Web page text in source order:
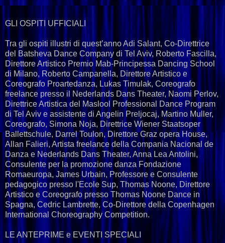
GLI OSPITI UFFICIALI
Tra gli ospiti illustri di quest’anno Adi Salant, Co-Direttrice
del Batsheva Dance Company di Tel Aviv, Roberto Fascilla,
Direttore Artistico Premio Mab-Principessa Dancing School
di Milano, Roberto Campanella, Direttore Artistico e
Coreografo Proartedanza, Lukas Timulak, Coreografo
freelance presso il Nederlands Dans Theater, Naomi Perlov,
Direttrice Artistica del Maslool Professional Dance Program
di Tel Aviv e assistente di Angelin Preljocaj, Martino Muller,
Coreografo, Simona Noja, Direttrice Wiener Staatsoper
Ballettschule, Darrel Toulon, Direttore Graz opera House,
Allan Falieri, Artista freelance della Compania Nacional de
Danza e Nederlands Dans Theater, Anna Lea Antolini,
Consulente per la promozione danza Fondazione
Romaeuropa, James Urbain, Professore e Consulente
pedagogico presso l'Ecole Sup, Thomas Noone, Direttore
Artistico e Coreografo presso Thomas Noone Dance in
Spagna, Cedric Lambrette, Co-Direttore della Copenhagen
International Choreography Competition.
LE ANTEPRIME e EVENTI SPECIALI